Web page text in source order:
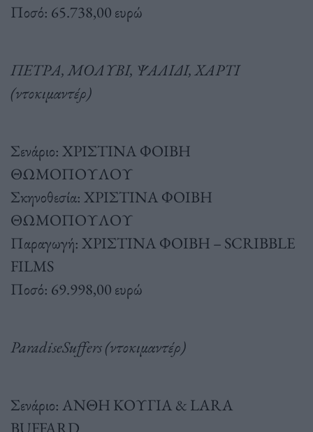
Ποσό: 65.738,00 ευρώ
ΠΕΤΡΑ, ΜΟΛΥΒΙ, ΨΑΛΙΔΙ, ΧΑΡΤΙ
(ντοκιμαντέρ)
Σενάριο: ΧΡΙΣΤΙΝΑ ΦΟΙΒΗ
ΘΩΜΟΠΟΥΛΟΥ
Σκηνοθεσία: ΧΡΙΣΤΙΝΑ ΦΟΙΒΗ
ΘΩΜΟΠΟΥΛΟΥ
Παραγωγή: ΧΡΙΣΤΙΝΑ ΦΟΙΒΗ – SCRIBBLE
FILMS
Ποσό: 69.998,00 ευρώ
ParadiseSuffers (ντοκιμαντέρ)
Σενάριο: ΑΝΘΗ ΚΟΥΓΙΑ & LARA
BUFFARD